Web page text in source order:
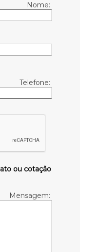
Nome:
Telefone:
ou cotação
Mensagem: